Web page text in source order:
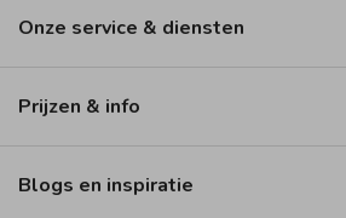
Onze service & diensten
Prijzen & info
Blogs en inspiratie